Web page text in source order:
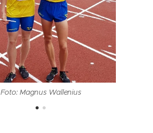
Foto: Magnus Wallenius